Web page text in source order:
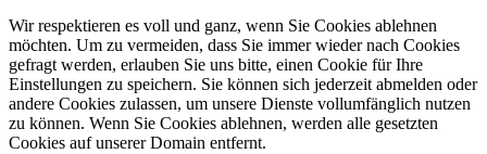
Wir respektieren es voll und ganz, wenn Sie Cookies ablehnen
möchten. Um zu vermeiden, dass Sie immer wieder nach Cookies
gefragt werden, erlauben Sie uns bitte, einen Cookie für Ihre
Einstellungen zu speichern. Sie können sich jederzeit abmelden oder
andere Cookies zulassen, um unsere Dienste vollumfänglich nutzen
zu können. Wenn Sie Cookies ablehnen, werden alle gesetzten
Cookies auf unserer Domain entfernt.